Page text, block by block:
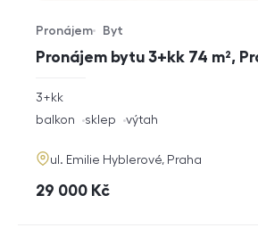
Pronájem bytu 3+kk 74 m²,
Typ nabídky
Pronájem
Typ nemovitosti
Byt
rozměry
3+kk
funkce
balkon sklep výtah
adresa
ul. Emilie Hyblerové, Praha
cena
29 000 Kč